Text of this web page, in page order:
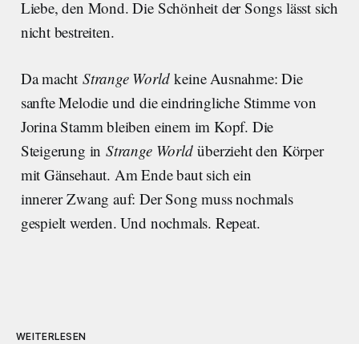
Liebe, den Mond. Die Schönheit der Songs lässt sich
nicht bestreiten.
Da macht Strange Worldkeine Ausnahme: Die
sanfte Melodie und die eindringliche Stimme von
Jorina Stamm bleiben einem im Kopf. Die
Steigerung inStrange Worldüberzieht den Körper
mit Gänsehaut. Am Ende baut sich ein
innerer Zwang auf: Der Song muss nochmals
gespielt werden. Und nochmals. Repeat.
WEITERLESEN